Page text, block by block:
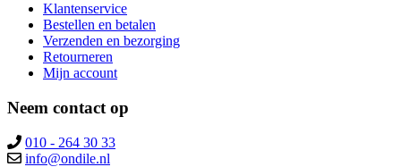
Klantenservice
Bestellen en betalen
Verzenden en bezorging
Retourneren
Mijn account
Neem contact op
010 - 264 30 33
info@ondile.nl